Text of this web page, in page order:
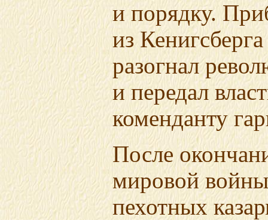
и порядку.
из
разогнал
и передал
коменданту
После
мировой
пехотных